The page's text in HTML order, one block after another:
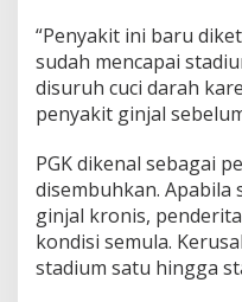
“Penyakit ini baru
sudah mencapai
disuruh cuci darah
penyakit ginjal
PGK dikenal sebagai
disembuhkan. Apabila
ginjal kronis,
kondisi semula.
stadium satu hingga